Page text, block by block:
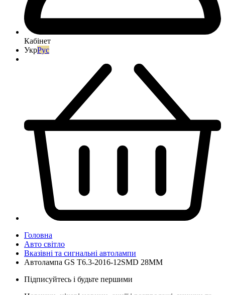
Кабінет
УкрРус
Головна
Авто світло
Вказівні та сигнальні автолампи
Автолампа GS T6.3-2016-12SMD 28MM
Підписуйтесь і будьте першими